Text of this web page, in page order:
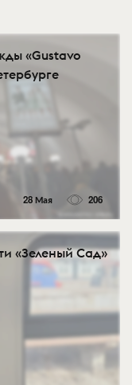
«Gustavo
28 Мая 206
«Зеленый Сад»